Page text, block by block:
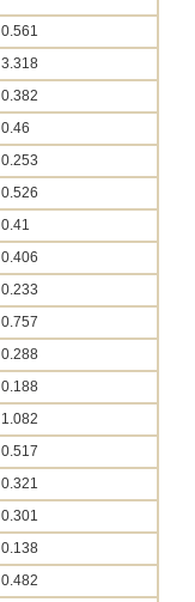
0.561
3.318
0.382
0.46
0.253
0.526
0.41
0.406
0.233
0.757
0.288
0.188
1.082
0.517
0.321
0.301
0.138
0.482